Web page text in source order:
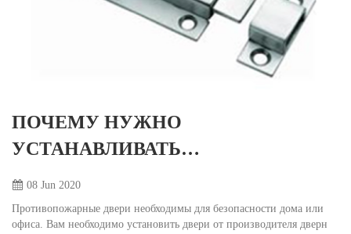
ПОЧЕМУ НУЖНО
УСТАНАВЛИВАТЬ
ПРОТИВОПОЖАРНЫЕ ДВЕРИ?
08 Jun 2020
Противопожарные двери необходимы для безопасности дома или
офиса. Вам необходимо установить двери от производителя дверн